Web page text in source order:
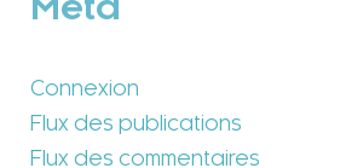
Méta
Connexion
Flux des publications
Flux des commentaires